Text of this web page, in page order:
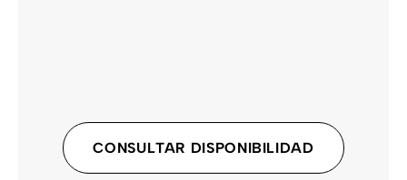
CONSULTAR DISPONIBILIDAD